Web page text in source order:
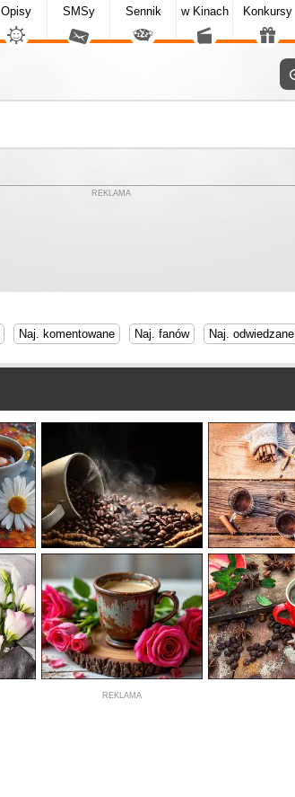
Opisy SMSy Sennik w Kinach Konkursy
REKLAMA
Naj. komentowane Naj. fanów Naj. odwiedzane
REKLAMA